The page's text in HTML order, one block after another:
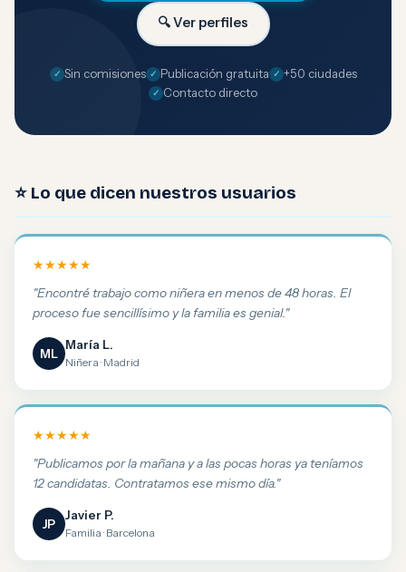
🔍 Ver perfiles
Sin comisiones Publicación gratuita
+50 ciudades
Contacto directo
⭐ Lo que dicen nuestros usuarios
★★★★★
"Encontré trabajo como niñera en menos de 48 horas. El
proceso fue sencillísimo y la familia es genial."
ML
María L.
Niñera · Madrid
★★★★★
"Publicamos por la mañana y a las pocas horas ya teníamos
12 candidatas. Contratamos ese mismo día."
JP
Javier P.
Familia · Barcelona